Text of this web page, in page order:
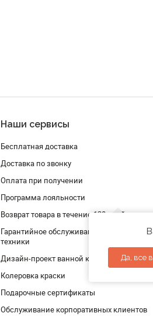
Наши сервисы
Бесплатная доставка
Доставка по звонку
Оплата при получении
Программа лояльности
Возврат товара в течение 120 дней
Гарантийное обслуживание и проверка
техники
Дизайн-проект ванной комнаты
Колеровка краски
Подарочные сертификаты
Обслуживание корпоративных клиентов
Да, все